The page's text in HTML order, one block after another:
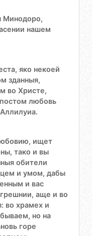
Минодоро,
нашем
яко некоей
зданныя,
во Христе,
любовь
ищет
тако и вы
обители
и умом, дабы
и вас
аще и во
во храмех и
но на
горе